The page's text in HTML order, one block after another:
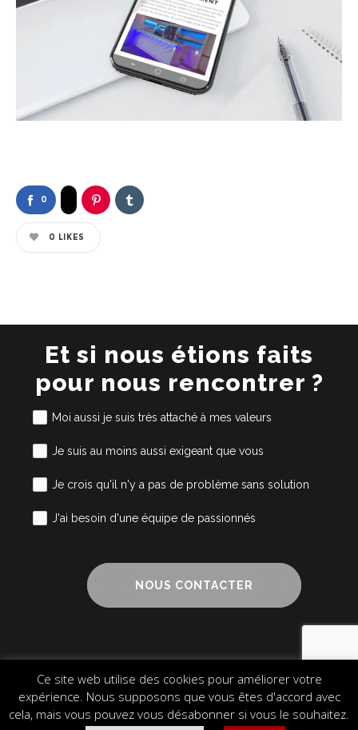
0
0 LIKES
Et si nous étions faits
pour nous rencontrer ?
Moi aussi je suis très attaché à mes valeurs
Je suis au moins aussi exigeant que vous
Je crois qu'il n'y a pas de problème sans solution
J'ai besoin d'une équipe de passionnés
NOUS CONTACTER
Mentions légales Cookies
Plan du site
© 2024 Alliance Cube – Design & Communication
Ce site web utilise des cookies pour améliorer votre
expérience. Nous supposons que vous êtes d'accord avec
cela, mais vous pouvez vous désabonner si vous le souhaitez.